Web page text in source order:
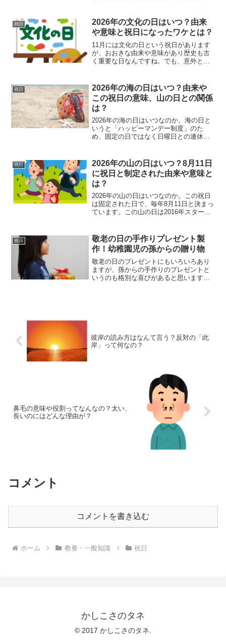
りますが、これは一体どういうことなの
でしょうか。実際に昭...
祝日
2026年の文化の日はいつ？由来
や意味と祝日になったワケとは？
11月には文化の日という祝日があります
が、おおきな由来や意味があり歴史も古
く重要な日なんですね。でも、意外と文
名称を変えるべきだという声も上がって
います。それは日本の天...
祝日
2026年の海の日はいつ？由来や
この祝日の意味、山の日との関係
は？
2026年の海の日はいつなのか。海の日と
いうと「ハッピーマンデー制度」のた
め、固定の日ではなく日曜日との連休と
このように制度が変わって祝日も毎年変
わる海の日ですが、...
祝日
2026年の山の日はいつ？8月11日
に祝日と制定された由来や意味と
は？
2026年の山の日はいつなのか。この祝日
は固定された日で、毎年8月11日と決まっ
ています。この山の日は2016年スタート
の日以来、約20年ぶりに生まれた祝日で
もあっ...
祝日
敬老の日の手作りプレゼント製
作！幼稚園児の孫からの贈り物
敬老の日のプレゼントにもいろいろあり
ますが、孫からの手作りのプレゼントと
いうのも格別な喜びがあると思います。
彼岸の読み方はなんて言う？反対の「此
岸」って何なの？
鼻毛の意味や役割ってなんなの？太い、
長いのにはどんな理由が？
コメント
コメントを書き込む
ホーム 教養・一般知識 祝日
かしこさのタネ
© 2017 かしこさのタネ.